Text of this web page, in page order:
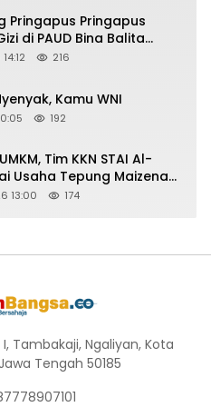
Pringapus Pringapus
di PAUD Bina Balita
Nasional 2026
216
Kamu WNI
192
Tim KKN STAI Al-
Usaha Tepung Maizena
13:00 174
Tambakaji, Ngaliyan, Kota
Tengah 50185